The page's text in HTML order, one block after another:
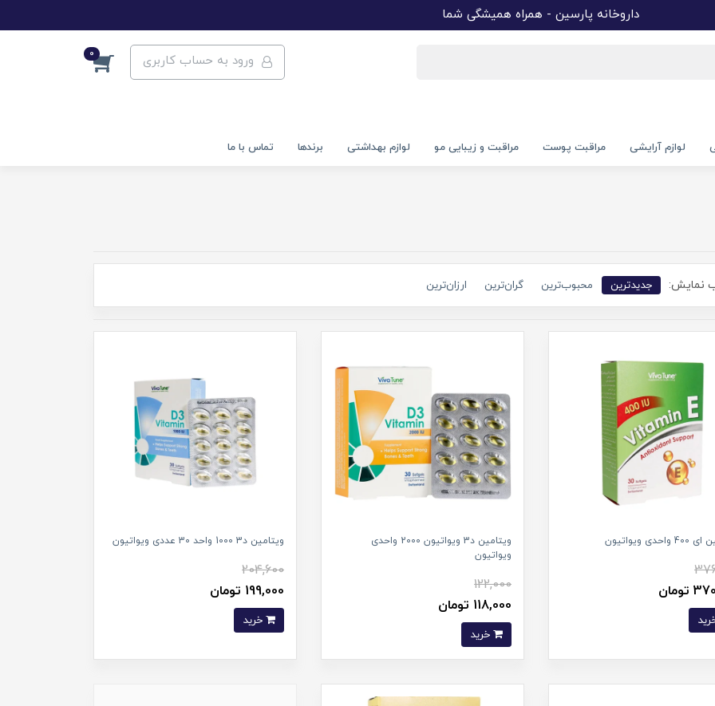
داروخانه پارسین - همراه همیشگی شما
ورود به حساب کاربری 0
لوازم آرایشی مراقبت پوست مراقبت و زیبایی مو لوازم بهداشتی برندها تماس با ما
نمایش: جدیدترین محبوب‌ترین گران‌ترین ارزان‌ترین
ویواتیون
ویتامین د3 ویواتیون 2000 واحدی
ویواتیون
122,000
118,000 تومان
خرید
ویتامین د3 1000 واحد 30 عددی ویواتیون
204,600
199,000 تومان
خرید